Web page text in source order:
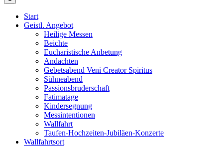
Start
Geistl. Angebot
Heilige Messen
Beichte
Eucharistische Anbetung
Andachten
Gebetsabend Veni Creator Spiritus
Sühneabend
Passionsbruderschaft
Fatimatage
Kindersegnung
Messintentionen
Wallfahrt
Taufen-Hochzeiten-Jubiläen-Konzerte
Wallfahrtsort